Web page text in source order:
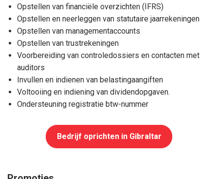
Opstellen van financiële overzichten (IFRS)
Opstellen en neerleggen van statutaire jaarrekeningen
Opstellen van managementaccounts
Opstellen van trustrekeningen
Voorbereiding van controledossiers en contacten met
auditors
Invullen en indienen van belastingaangiften
Voltooiing en indiening van dividendopgaven.
Ondersteuning registratie btw-nummer
Bedrijf oprichten in Gibraltar